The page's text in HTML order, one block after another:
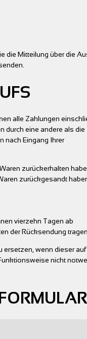
die Mitteilung über die
alle Zahlungen
durch eine andere als die
nach Eingang Ihrer
zurückerhalten
zurückgesandt
vierzehn Tagen ab
der Rücksendung tragen
ersetzen, wenn dieser
nicht